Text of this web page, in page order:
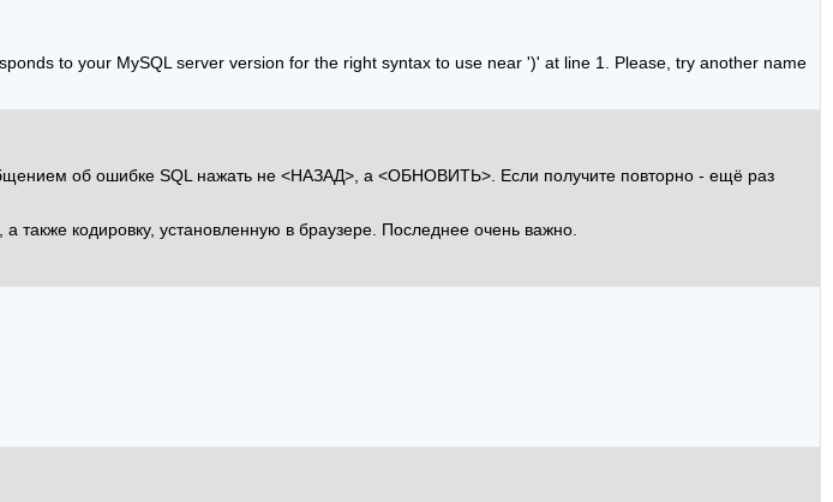
to your MySQL server version for the right syntax to use near ')' at line 1. Please, try another name
об ошибке SQL нажать не <НАЗАД>, a <ОБНОВИТЬ>. Если получите повторно - ещё раз
кодировку, установленную в браузере. Последнее очень важно.